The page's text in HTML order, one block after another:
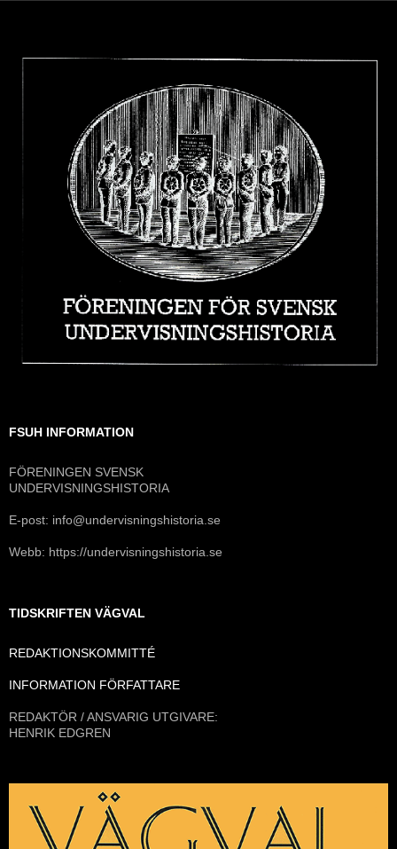
FSUH INFORMATION
FÖRENINGEN SVENSK
UNDERVISNINGSHISTORIA
E-post: info@undervisningshistoria.se
Webb: https://undervisningshistoria.se
TIDSKRIFTEN VÄGVAL
REDAKTIONSKOMMITTÉ
INFORMATION FÖRFATTARE
REDAKTÖR / ANSVARIG UTGIVARE:
HENRIK EDGREN